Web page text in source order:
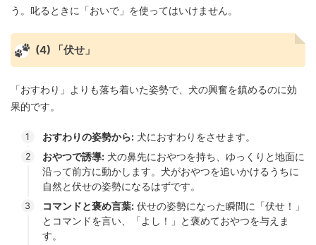
う。叱るときに「おいで」を使ってはいけません。
(4) 「伏せ」
「おすわり」よりも落ち着いた姿勢で、犬の興奮を鎮めるのに効
果的です。
おすわりの姿勢から: 犬におすわりをさせます。
おやつで誘導: 犬の鼻先におやつを持ち、ゆっくりと地面に
沿って前方に動かします。犬がおやつを追いかけるうちに
自然と伏せの姿勢になるはずです。
コマンドと褒め言葉: 伏せの姿勢になった瞬間に「伏せ！」
とコマンドを言い、「よし！」と褒めておやつを与えま
す。